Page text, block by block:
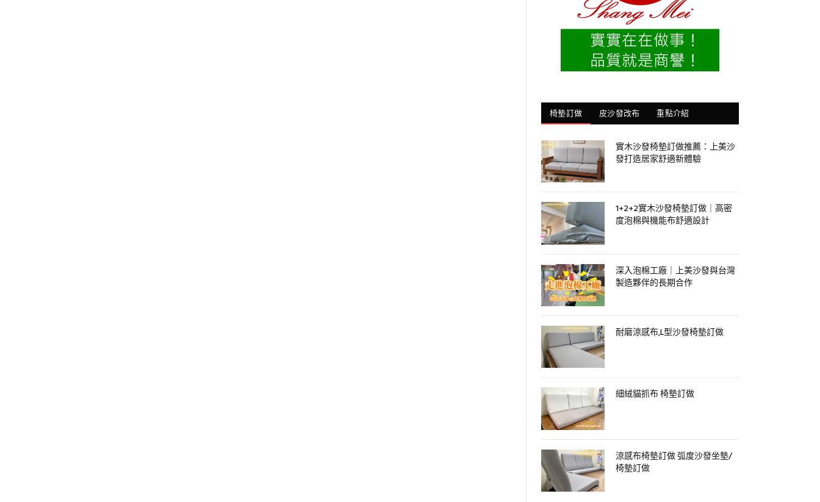
椅墊訂做 皮沙發改布 重點介紹
實木沙發椅墊訂做推薦：上美沙
發打造居家舒適新體驗
1+2+2實木沙發椅墊訂做｜高密
度泡棉與機能布舒適設計
深入泡棉工廠｜上美沙發與台灣
製造夥伴的長期合作
耐磨涼感布,L型沙發椅墊訂做
細絨貓抓布 椅墊訂做
涼感布椅墊訂做 弧度沙發坐墊/
椅墊訂做